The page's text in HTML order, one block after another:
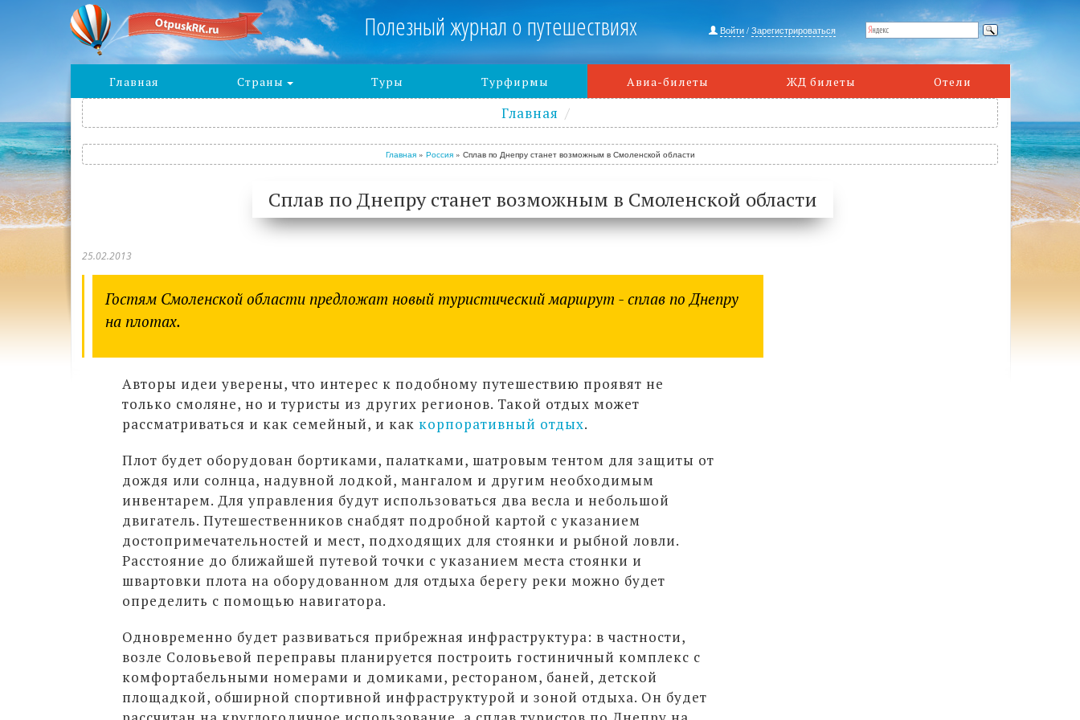
Полезный журнал о путешествиях Войти/Зарегистрироваться
Главная Страны Туры Турфирмы Авиа-билеты ЖД билеты Отели
Главная
Главная» Россия» Сплав по Днепру станет возможным в Смоленской области
Сплав по Днепру станет возможным в Смоленской области
25.02.2013
Гостям Смоленской области предложат новый туристический маршрут - сплав по Днепру
на плотах.
Авторы идеи уверены, что интерес к подобному путешествию проявят не
только смоляне, но и туристы из других регионов. Такой отдых может
рассматриваться и как семейный, и как корпоративный отдых.
Плот будет оборудован бортиками, палатками, шатровым тентом для защиты от
дождя или солнца, надувной лодкой, мангалом и другим необходимым
инвентарем. Для управления будут использоваться два весла и небольшой
двигатель. Путешественников снабдят подробной картой с указанием
достопримечательностей и мест, подходящих для стоянки и рыбной ловли.
Расстояние до ближайшей путевой точки с указанием места стоянки и
швартовки плота на оборудованном для отдыха берегу реки можно будет
определить с помощью навигатора.
Одновременно будет развиваться прибрежная инфраструктура: в частности,
возле Соловьевой переправы планируется построить гостиничный комплекс с
комфортабельными номерами и домиками, рестораном, баней, детской
площадкой, обширной спортивной инфраструктурой и зоной отдыха. Он будет